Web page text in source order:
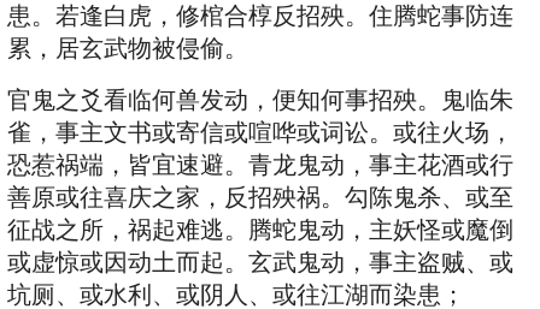
患。若逢白虎，修棺合椁反招殃。住腾蛇事防连
累，居玄武物被侵偷。
官鬼之爻看临何兽发动，便知何事招殃。鬼临朱
雀，事主文书或寄信或喧哗或词讼。或往火场，
恐惹祸端，皆宜速避。青龙鬼动，事主花酒或行
善原或往喜庆之家，反招殃祸。勾陈鬼杀、或至
征战之所，祸起难逃。腾蛇鬼动，主妖怪或魔倒
或虚惊或因动土而起。玄武鬼动，事主盗贼、或
坑厕、或水利、或阴人、或往江湖而染患；